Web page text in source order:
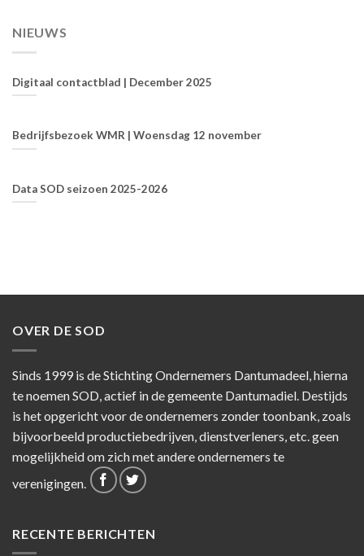
NIEUWS
Digitaal contactblad | December 2025
Bedrijfsbezoek WMR | Woensdag 12 november
Data SOD seizoen 2025-2026
OVER DE SOD
Sinds 1999 is de Stichting Ondernemers Dantumadeel, hierna
te noemen SOD, actief in de gemeente Dantumadiel. Destijds
is het opgericht voor de ondernemers zonder toonbank, zoals
bijvoorbeeld productiebedrijven, dienstverleners, etc. geen
mogelijkheid om zich met andere ondernemers te
verenigingen.
RECENTE BERICHTEN